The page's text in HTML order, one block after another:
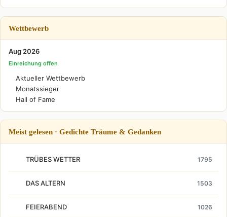
Wettbewerb
Aug 2026
Einreichung offen
Aktueller Wettbewerb
Monatssieger
Hall of Fame
Meist gelesen · Gedichte Träume & Gedanken
TRÜBES WETTER 1795
DAS ALTERN 1503
FEIERABEND 1026